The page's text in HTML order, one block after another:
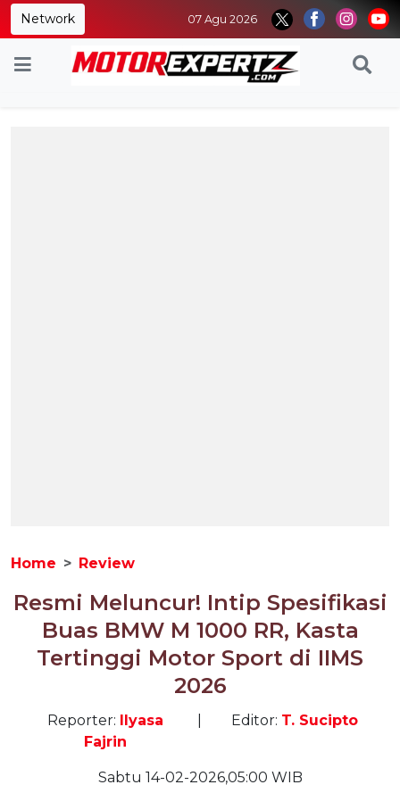
Network 07 Agu 2026
Home Review
Resmi Meluncur! Intip Spesifikasi
Buas BMW M 1000 RR, Kasta
Tertinggi Motor Sport di IIMS
2026
Reporter: Ilyasa
Fajrin
Editor: T. Sucipto
Sabtu 14-02-2026,05:00 WIB